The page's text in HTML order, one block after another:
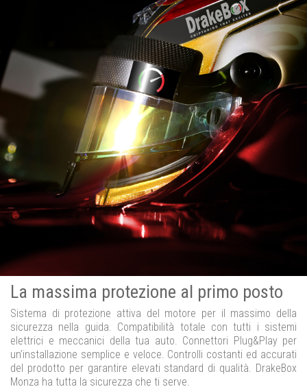
La massima protezione al primo posto
Sistema di protezione attiva del motore per il massimo della
sicurezza nella guida. Compatibilità totale con tutti i sistemi
elettrici e meccanici della tua auto. Connettori Plug&Play per
un’installazione semplice e veloce. Controlli costanti ed accurati
del prodotto per garantire elevati standard di qualità. DrakeBox
Monza ha tutta la sicurezza che ti serve.